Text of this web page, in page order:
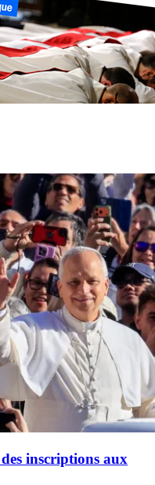
inscriptions aux